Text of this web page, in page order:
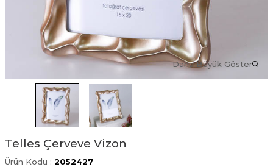
Daha Büyük Göster
Telles Çerveve Vizon
Ürün Kodu : 2052427